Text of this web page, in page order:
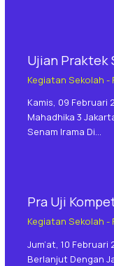
Ujian Praktek
Kegiatan Sekolah -
Kamis, 09 Februari
Mahadhika 3
Senam Irama Di…
Pra Uji
Kegiatan Sekolah -
Jum’at, 10 Februari
Berlanjut Dengan